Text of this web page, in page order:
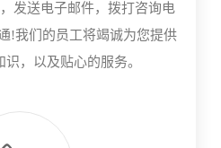
发送电子邮件，拨打咨询电
!我们的员工将竭诚为您提供
，以及贴心的服务。